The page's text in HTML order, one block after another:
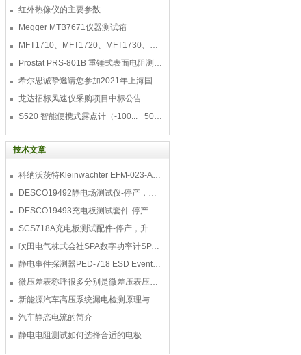
红外热像仪的主要参数
Megger MTB7671仪器测试箱
MFT1710、MFT1720、MFT1730、MFT1735多功能测试仪
Prostat PRS-801B 重锤式表面电阻测量仪
希尔思诚挚邀请您参加2021年上海国际压缩机及设
龙达招标风速仪采购项目中标公告
S520 智能便携式露点计（-100... +50 °C TD）
技术文章
科纳沃茨特Kleinwächter EFM-023-AKC静电测试仪套件-EFM023AKC KIT
DESCO19492静电场测试仪-停产，替代型号770716
DESCO19493充电板测试套件-停产，替代型号718+770719
SCS718A充电板测试配件-停产，升级型号770719
吹田电气株式会社SPA数字功率计SPA3000/SPA2000/SPA1000
静电事件探测器PED-718 ESD Event Detector
微压差表称呼很多分别是微差压表压差计微压表
新能源汽车高压系统漏电检测原理与故障检修
汽车静态电流的简介
静电电阻测试如何选择合适的电极